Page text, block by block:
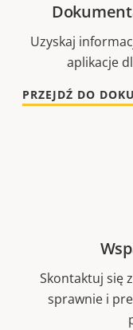
Uzyskaj
aplikacje
PRZEJDŹ DO
Skontaktuj się
sprawnie i